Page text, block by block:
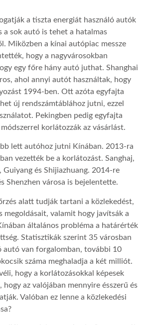
ák a tiszta energiát használó autók
a sok autó is tehet a hatalmas
. Miközben a kínai autópiac messze
hogy a nagyvárosokban
egy főre hány autó juthat. Shanghai
ahol annyi autót használtak, hogy
1994-ben. Ott azóta egyfajta
új rendszámtáblához jutni, ezzel
Pekingben pedig egyfajta
korlátozzák az vásárlást.
lett autóhoz jutni Kínában. 2013-ra
vezették be a korlátozást. Sanghaj,
Guiyang és Shijiazhuang. 2014-re
Shenzhen városa is bejelentette.
alatt tudják tartani a közlekedést,
megoldásait, valamit hogy javítsák a
általános probléma a határérték
Statisztikák szerint 35 városban
autó van forgalomban, további 10
száma meghaladja a két milliót.
hogy a korlátozásokkal képesek
hogy az valójában mennyire ésszerű és
Valóban ez lenne a közlekedési